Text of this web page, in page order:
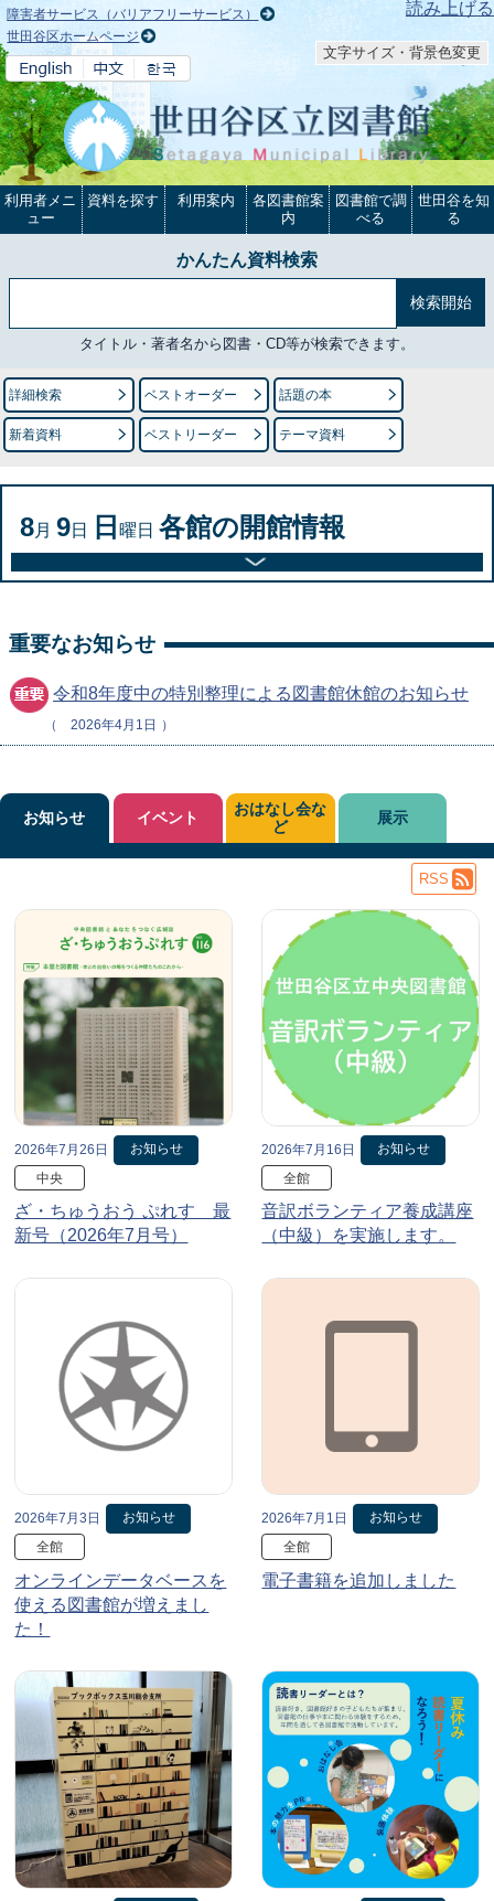
本文へ 読み上げる
障害者サービス（バリアフリーサービス）
世田谷区ホームページ
文字サイズ・背景色変更
利用者メニ
ュー
資料を探す 利用案内
各図書館案
内
図書館で調
べる
世田谷を知
る
かんたん資料検索
タイトル・著者名から図書・CD等が検索できます。
詳細検索 ベストオーダー 話題の本
新着資料 ベストリーダー テーマ資料
8月 9日 日 曜日 各館の開館情報
重要なお知らせ
令和8年度中の特別整理による図書館休館のお知らせ
2026年4月1日
お知らせ
2026年7月26日
お知らせ
中央
ざ・ちゅうおう ぷれす 最
新号（2026年7月号）
2026年7月16日
お知らせ
全館
音訳ボランティア養成講座
（中級）を実施します。
2026年7月3日
お知らせ
全館
オンラインデータベースを
使える図書館が増えまし
た！
2026年7月1日
お知らせ
全館
電子書籍を追加しました
イベント
おはなし会な
ど
展示
RSS